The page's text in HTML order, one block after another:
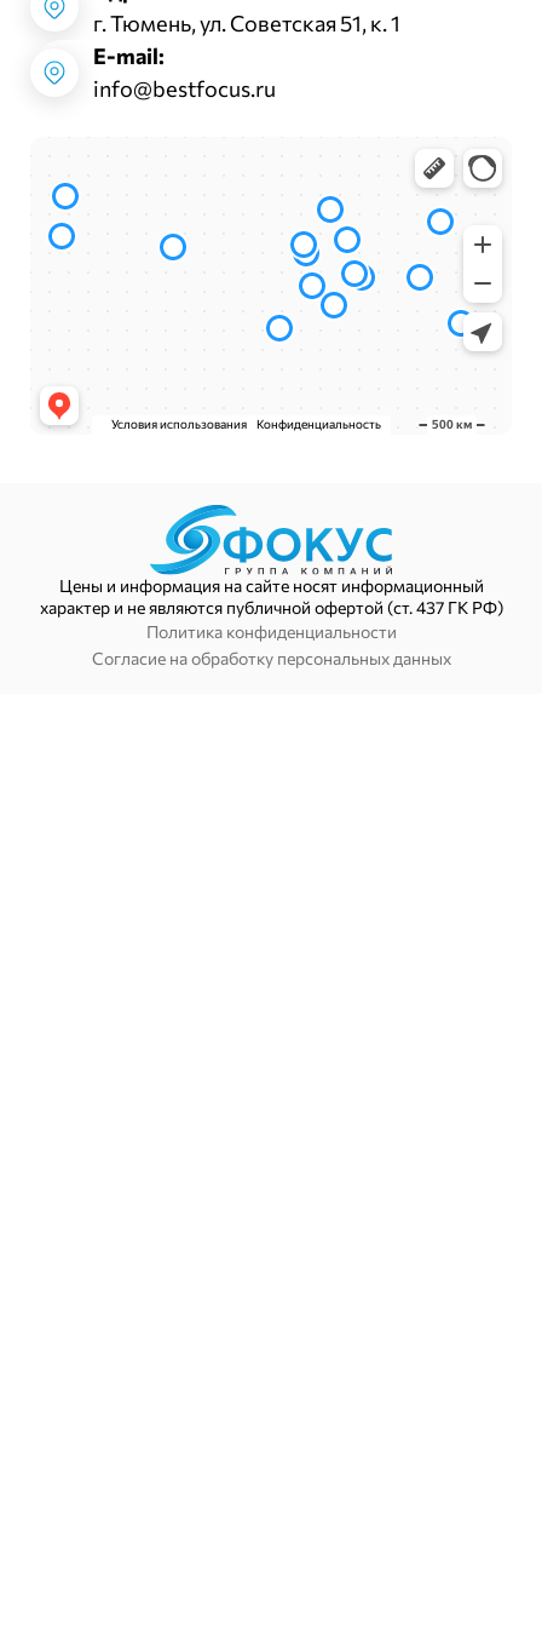
г. Тюмень, ул. Советская 51, к. 1
E-mail:
info@bestfocus.ru
Цены и информация на сайте носят информационный
характер и не являются публичной офертой (ст. 437 ГК РФ)
Политика конфиденциальности
Согласие на обработку персональных данных